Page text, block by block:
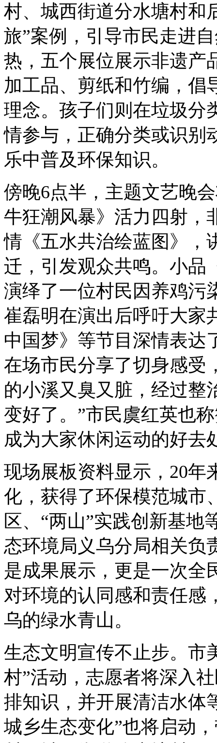
村、城西街道分水塘村和
旅”案例，引导市民走进
热，五个展位展示非遗产
加工品、剪纸和竹编，倡
理念。孩子们则在垃圾分
情参与，正确分类或识别
乐中普及环保知识。
傍晚6点半，主题文艺晚
牛狂潮风暴》活力四射，
情《五水共治绘蓝图》，
迁，引发观众共鸣。小品
演绎了一位村民因养鸡污
崔磊明在演出后呼吁大家
中国梦》等节目深情表达
在场市民分享了切身感受
的小溪又臭又脏，经过整
变好了。”市民虞红英也
成为大家休闲运动的好去
现场展板资料显示，20年
化，获得了环保模范城市
区、“两山”实践创新基地
态环境局义乌分局相关负
是成果展示，更是一次全
对环境的认同感和责任感
乌的绿水青山。
生态文明宣传不止步。市
村”活动，志愿者将深入
排知识，并开展清洁水体
城乡生态变化”也将启动